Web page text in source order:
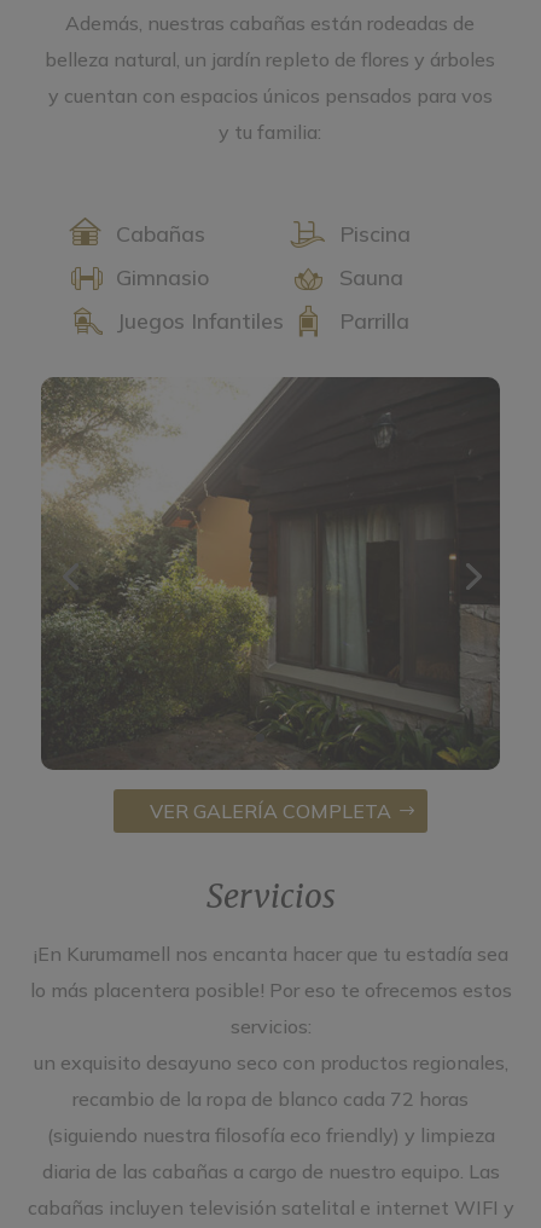
Además, nuestras cabañas están rodeadas de
belleza natural, un jardín repleto de flores y árboles
y cuentan con espacios únicos pensados para vos
y tu familia:
Cabañas
Piscina
Gimnasio
Sauna
Juegos Infantiles
Parrilla
VER GALERÍA COMPLETA
Servicios
¡En Kurumamell nos encanta hacer que tu estadía sea
lo más placentera posible! Por eso te ofrecemos estos
servicios:
un exquisito desayuno seco con productos regionales,
recambio de la ropa de blanco cada 72 horas
(siguiendo nuestra filosofía eco friendly) y limpieza
diaria de las cabañas a cargo de nuestro equipo. Las
cabañas incluyen televisión satelital e internet WIFI y